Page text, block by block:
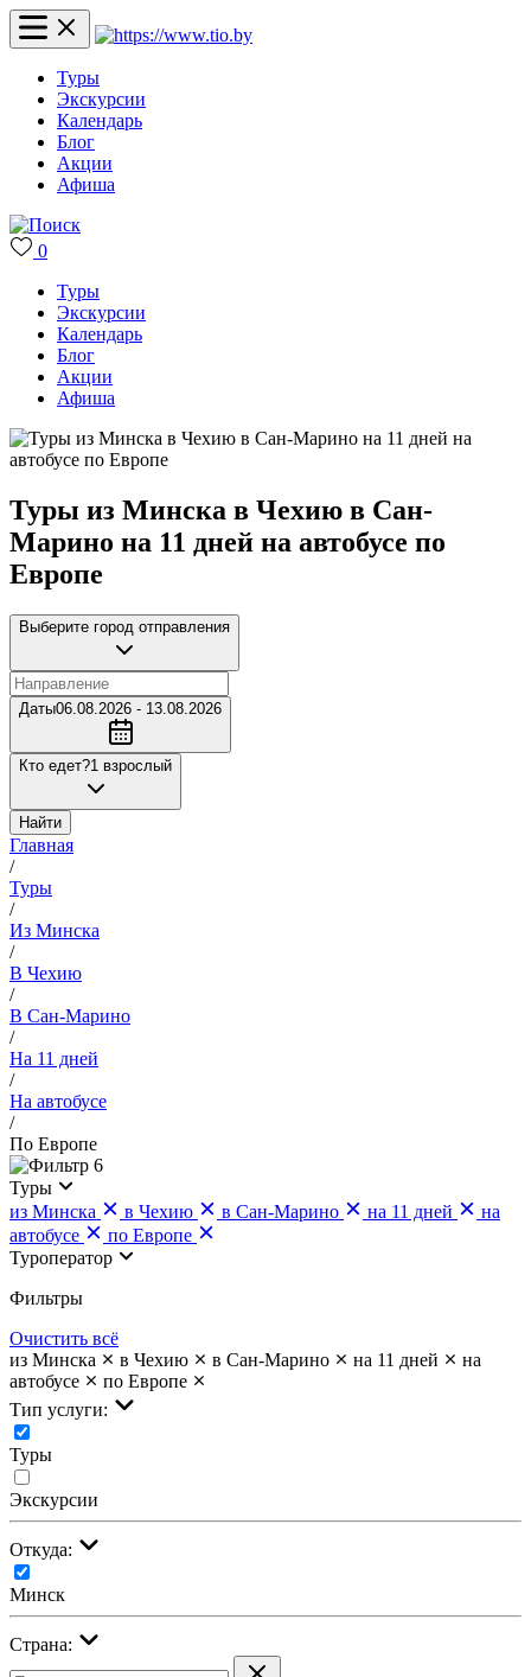
Туры
Экскурсии
Календарь
Блог
Акции
Афиша
0
Туры
Экскурсии
Календарь
Блог
Акции
Афиша
Туры из Минска в Чехию в Сан-
Марино на 11 дней на автобусе по
Европе
Выберите город отправления
Даты06.08.2026 - 13.08.2026
Кто едет?1 взрослый
Найти
Главная
/
Туры
/
Из Минска
/
В Чехию
/
В Сан-Марино
/
На 11 дней
/
На автобусе
/
По Европе
6
Туры
из Минска
в Чехию в Сан-Марино на 11 дней
на
автобусе
по Европе
Туроператор
Фильтры
Очистить всё
из Минска
в Чехию в Сан-Марино на 11 дней
на
автобусе
по Европе
Тип услуги:
Туры
Экскурсии
Откуда:
Минск
Страна: